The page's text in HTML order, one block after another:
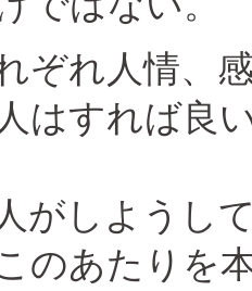
ぞれ人情、
はすれば良
がしようし
のあたりを